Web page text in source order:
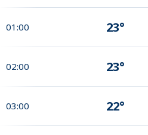
01:00 23°
02:00 23°
03:00 22°